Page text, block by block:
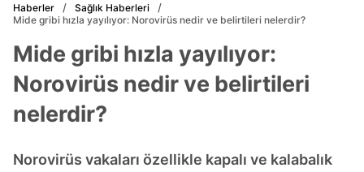
Haberler
Sağlık Haberleri
Mide gribi hızla yayılıyor: Norovirüs nedir ve belirtileri nelerdir?
Mide gribi hızla yayılıyor:
Norovirüs nedir ve belirtileri
nelerdir?
Norovirüs vakaları özellikle kapalı ve kalabalık